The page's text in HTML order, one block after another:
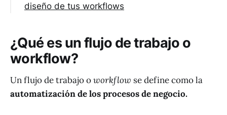
diseño de tus workflows
¿Qué es un flujo de trabajo o
workflow?
Un flujo de trabajo oworkflow se define como la
automatización de los procesos de negocio.